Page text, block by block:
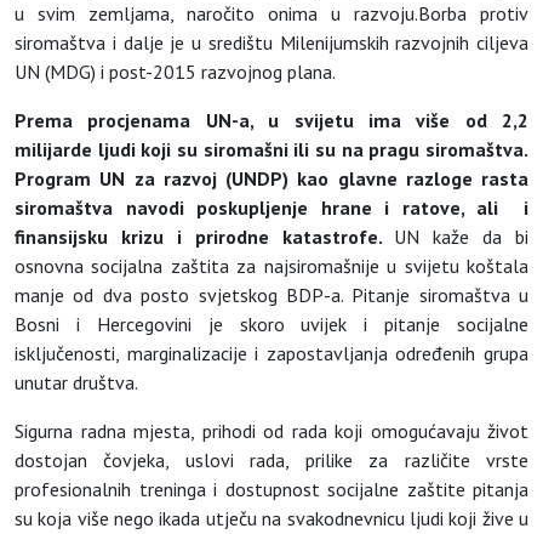
u svim zemljama, naročito onima u razvoju.Borba protiv
siromaštva i dalje je u središtu Milenijumskih razvojnih ciljeva
UN (MDG) i post-2015 razvojnog plana.
Prema procjenama UN-a, u svijetu ima više od 2,2
milijarde ljudi koji su siromašni ili su na pragu siromaštva.
Program UN za razvoj (UNDP) kao glavne razloge rasta
siromaštva navodi poskupljenje hrane i ratove, ali i
finansijsku krizu i prirodne katastrofe. UN kaže da bi
osnovna socijalna zaštita za najsiromašnije u svijetu koštala
manje od dva posto svjetskog BDP-a. Pitanje siromaštva u
Bosni i Hercegovini je skoro uvijek i pitanje socijalne
isključenosti, marginalizacije i zapostavljanja određenih grupa
unutar društva.
Sigurna radna mjesta, prihodi od rada koji omogućavaju život
dostojan čovjeka, uslovi rada, prilike za različite vrste
profesionalnih treninga i dostupnost socijalne zaštite pitanja
su koja više nego ikada utječu na svakodnevnicu ljudi koji žive u